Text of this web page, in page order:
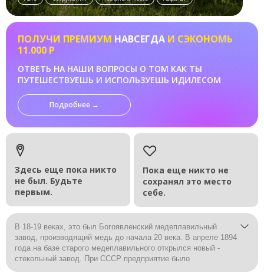
ПОЛУЧИ ПРЕМИУМ НАВСЕГДА И СЭКОНОМЬ
11.000 Р
ОТВЕТЬ НА НАШИ ВОПРОСЫ О ТОМ КАК ТЫ
ПУТЕШЕСТВУЕШЬ И ИСПОЛЬЗУЕШЬ ИДИЛЕСОМ
Подробнее →
Здесь еще пока никто
не был. Будьте
первым.
Пока еще никто не
сохранял это место
себе.
В 18-19 веках, это был Богоявленский медеплавильный
завод, производящий медь до начала 20 века. В апреле 1894
года на базе старого медеплавильного открылся новый -
стекольный завод. При СССР предприятие было